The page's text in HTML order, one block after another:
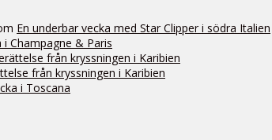
En underbar vecka med Star Clipper i södra Italien
i Champagne & Paris
från kryssningen i Karibien
från kryssningen i Karibien
i Toscana